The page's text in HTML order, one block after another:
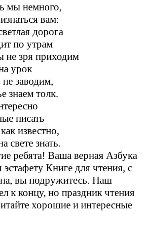
мы немного,
вам:
дорога
по утрам
зря приходим
урок
заводим,
знаем толк.
писать
известно,
свете знать.
ребята! Ваша верная Азбука
эстафету Книге для чтения, с
вы подружитесь. Наш
к концу, но праздник чтения
хорошие и интересные